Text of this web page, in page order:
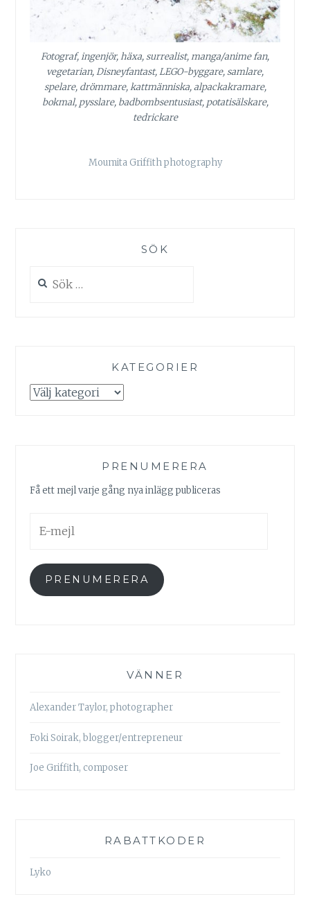
Fotograf, ingenjör, häxa, surrealist, manga/anime fan,
vegetarian, Disneyfantast, LEGO-byggare, samlare,
spelare, drömmare, kattmänniska, alpackakramare,
bokmal, pysslare, badbombsentusiast, potatisälskare,
tedrickare
Moumita Griffith photography
SÖK
efter:
KATEGORIER
Kategorier
PRENUMERERA
Få ett mejl varje gång nya inlägg publiceras
mejl
PRENUMERERA
VÄNNER
Alexander Taylor, photographer
Foki Soirak, blogger/entrepreneur
Joe Griffith, composer
RABATTKODER
Lyko